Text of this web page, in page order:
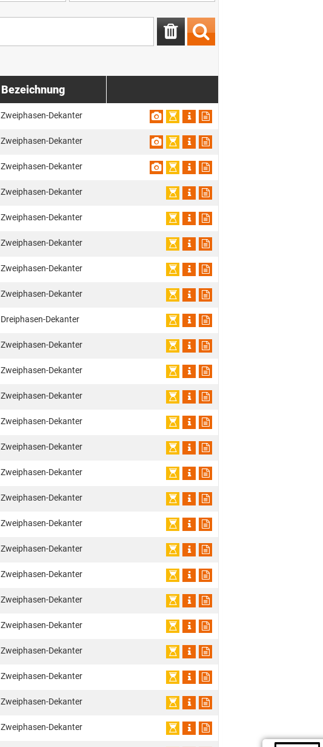
Bezeichnung
Zweiphasen-Dekanter
Zweiphasen-Dekanter
Zweiphasen-Dekanter
Zweiphasen-Dekanter
Zweiphasen-Dekanter
Zweiphasen-Dekanter
Zweiphasen-Dekanter
Zweiphasen-Dekanter
Dreiphasen-Dekanter
Zweiphasen-Dekanter
Zweiphasen-Dekanter
Zweiphasen-Dekanter
Zweiphasen-Dekanter
Zweiphasen-Dekanter
Zweiphasen-Dekanter
Zweiphasen-Dekanter
Zweiphasen-Dekanter
Zweiphasen-Dekanter
Zweiphasen-Dekanter
Zweiphasen-Dekanter
Zweiphasen-Dekanter
Zweiphasen-Dekanter
Zweiphasen-Dekanter
Zweiphasen-Dekanter
Zweiphasen-Dekanter